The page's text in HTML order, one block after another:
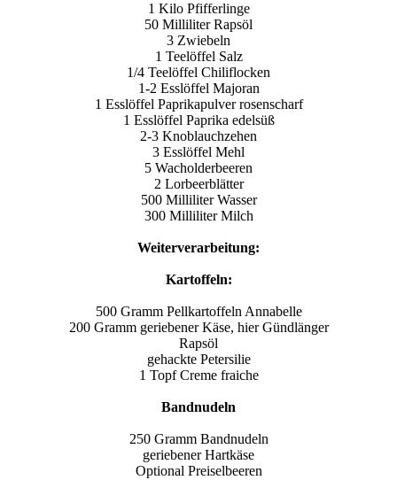
1 Kilo Pfifferlinge
50 Milliliter Rapsöl
3 Zwiebeln
1 Teelöffel Salz
1/4 Teelöffel Chiliflocken
1-2 Esslöffel Majoran
1 Esslöffel Paprikapulver rosenscharf
1 Esslöffel Paprika edelsüß
2-3 Knoblauchzehen
3 Esslöffel Mehl
5 Wacholderbeeren
2 Lorbeerblätter
500 Milliliter Wasser
300 Milliliter Milch
Weiterverarbeitung:
Kartoffeln:
500 Gramm Pellkartoffeln Annabelle
200 Gramm geriebener Käse, hier Gündlänger
Rapsöl
gehackte Petersilie
1 Topf Creme fraiche
Bandnudeln
250 Gramm Bandnudeln
geriebener Hartkäse
Optional Preiselbeeren